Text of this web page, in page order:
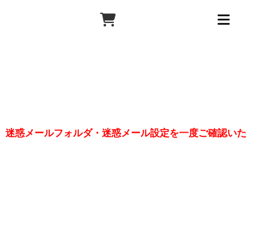
惑メールフォルダ・迷惑メール設定を一度ご確認いた